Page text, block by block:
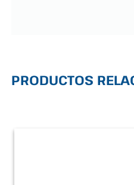
PRODUCTOS